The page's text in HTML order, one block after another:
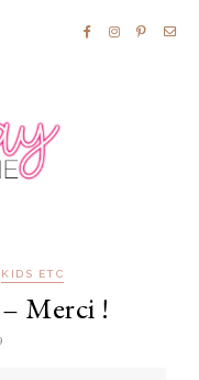
KIDS ETC
Merci !